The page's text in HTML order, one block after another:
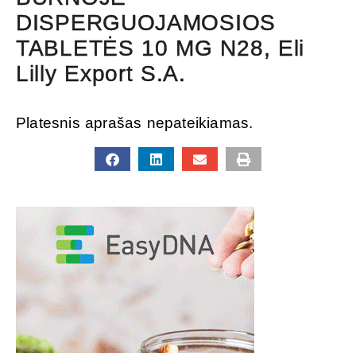
DISPERGUOJAMOSIOS
TABLETĖS 10 MG N28, Eli
Lilly Export S.A.
Platesnis aprašas nepateikiamas.